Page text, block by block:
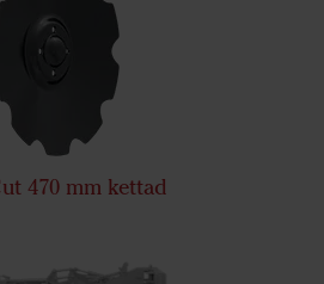
470 mm kettad